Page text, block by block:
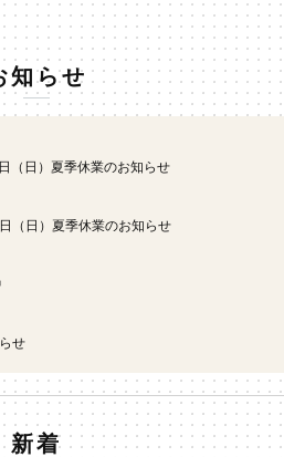
知らせ
（日）夏季休業のお知らせ
（日）夏季休業のお知らせ
せ
新着